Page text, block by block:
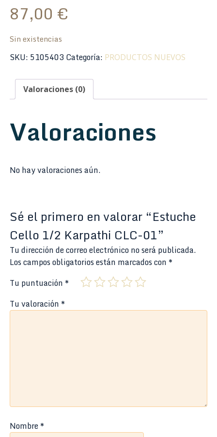
87,00 €
Sin existencias
SKU: 5105403Categoría: PRODUCTOS NUEVOS
Valoraciones (0)
Valoraciones
No hay valoraciones aún.
Sé el primero en valorar “Estuche
Cello 1/2 Karpathi CLC-01”
Tu dirección de correo electrónico no será publicada.
Los campos obligatorios están marcados con *
Tu puntuación *
Tu valoración *
Nombre*